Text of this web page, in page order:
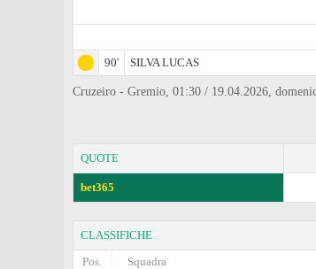
90'
SILVA LUCAS
Cruzeiro - Gremio, 01:30 / 19.04.2026,
QUOTE
bet365
CLASSIFICHE
Pos.
Squadra